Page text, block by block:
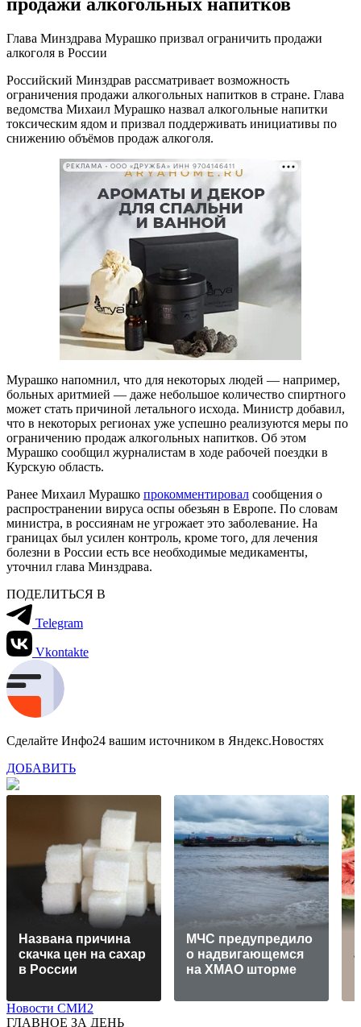
Глава Минздрава Мурашко призвал ограничить продажи
алкоголя в России
Российский Минздрав рассматривает возможность
ограничения продажи алкогольных напитков в стране. Глава
ведомства Михаил Мурашко назвал алкогольные напитки
токсическим ядом и призвал поддерживать инициативы по
снижению объёмов продаж алкоголя.
РЕКЛАМА • ООО «ДРУЖБА» ИНН 9704146411
Мурашко напомнил, что для некоторых людей — например,
больных аритмией — даже небольшое количество спиртного
может стать причиной летального исхода. Министр добавил,
что в некоторых регионах уже успешно реализуются меры по
ограничению продаж алкогольных напитков. Об этом
Мурашко сообщил журналистам в ходе рабочей поездки в
Курскую область.
Ранее Михаил Мурашко прокомментировал сообщения о
распространении вируса оспы обезьян в Европе. По словам
министра, в россиянам не угрожает это заболевание. На
границах был усилен контроль, кроме того, для лечения
болезни в России есть все необходимые медикаменты,
уточнил глава Минздрава.
ПОДЕЛИТЬСЯ В
Telegram
Vkontakte
Сделайте Инфо24 вашим источником в Яндекс.Новостях
ДОБАВИТЬ
Названа причина
скачка цен на сахар
в России
МЧС предупредило
о надвигающемся
на ХМАО шторме
Новости СМИ2
ГЛАВНОЕ ЗА ДЕНЬ